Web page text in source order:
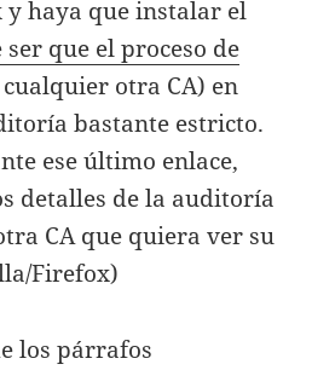
haya que instalar el
ser que el proceso de
cualquier otra CA) en
bastante estricto.
ese último enlace,
detalles de la auditoría
CA que quiera ver su
Firefox)
los párrafos